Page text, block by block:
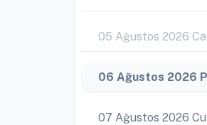
05 Ağustos 2026 Ca
06 Ağustos 2026
07 Ağustos 2026 Cu